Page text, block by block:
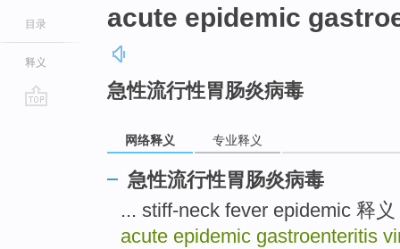
目录
释义
acute epidemic
急性流行性胃肠炎病毒
网络释义 专业释义
急性流行性胃肠炎病毒
... stiff-neck fever epidemic 释
acute epidemic gastroenteritis